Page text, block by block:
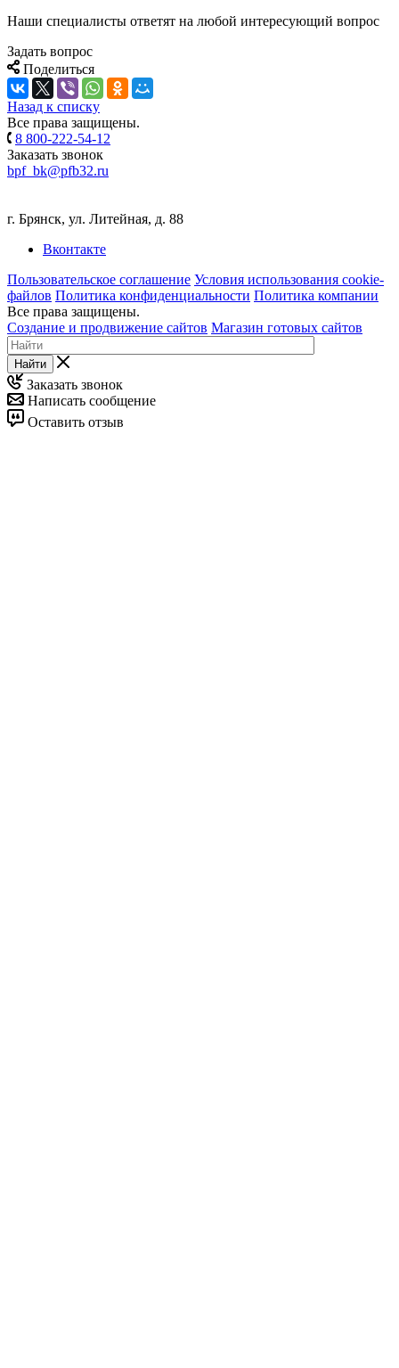
Наши специалисты ответят на любой интересующий вопрос
Задать вопрос
Поделиться
Назад к списку
Все права защищены.
8 800-222-54-12
Заказать звонок
bpf_bk@pfb32.ru
г. Брянск, ул. Литейная, д. 88
Вконтакте
Пользовательское соглашение Условия использования cookie-
файлов Политика конфиденциальности Политика компании
Все права защищены.
Создание и продвижение сайтов Магазин готовых сайтов
Найти
Заказать звонок
Написать сообщение
Оставить отзыв